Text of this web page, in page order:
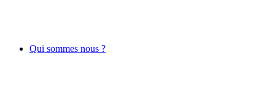
Qui sommes nous ?